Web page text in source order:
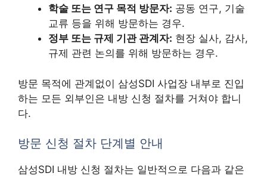
학술 또는 연구 목적 방문자: 공동 연구, 기술
교류 등을 위해 방문하는 경우.
정부 또는 규제 기관 관계자: 현장 실사, 감사,
규제 관련 논의를 위해 방문하는 경우.
방문 목적에 관계없이 삼성SDI 사업장 내부로 진입
하는 모든 외부인은 내방 신청 절차를 거쳐야 합니
다.
방문 신청 절차 단계별 안내
삼성SDI 내방 신청 절차는 일반적으로 다음과 같은